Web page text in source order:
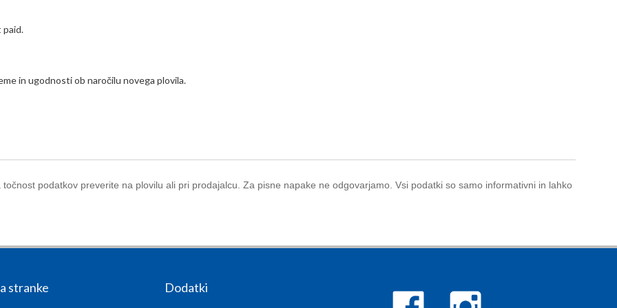
paid.
in ugodnosti ob naročilu novega plovila.
podatkov preverite na plovilu ali pri prodajalcu. Za pisne napake ne odgovarjamo. Vsi podatki so samo informativni in lahko
stranke Dodatki